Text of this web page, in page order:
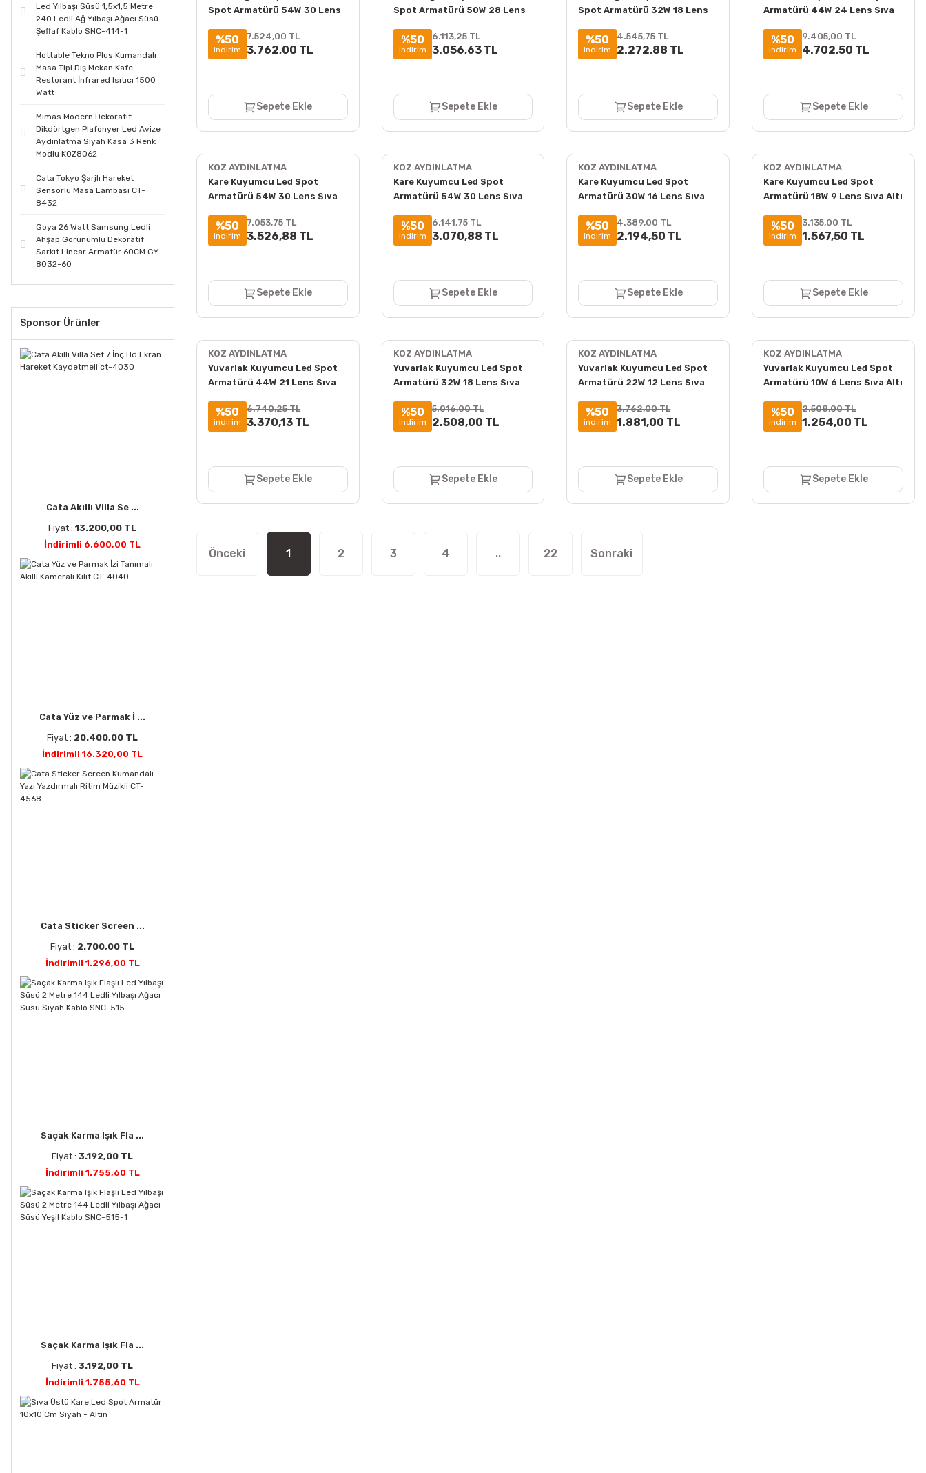
Led Yılbaşı Süsü 1,5x1,5 Metre
240 Ledli Ağ Yılbaşı Ağacı Süsü
Şeffaf Kablo SNC-414-1
Hottable Tekno Plus Kumandalı
Masa Tipi Dış Mekan Kafe
Restorant İnfrared Isıtıcı 1500
Watt
Mimas Modern Dekoratif
Dikdörtgen Plafonyer Led Avize
Aydınlatma Siyah Kasa 3 Renk
Modlu KOZ8062
Cata Tokyo Şarjlı Hareket
Sensörlü Masa Lambası CT-
8432
Goya 26 Watt Samsung Ledli
Ahşap Görünümlü Dekoratif
Sarkıt Linear Armatür 60CM GY
8032-60
Sponsor Ürünler
Cata Akıllı Villa Se ...
Fiyat :13.200,00 TL
İndirimli 6.600,00 TL
Cata Yüz ve Parmak İ ...
Fiyat : 20.400,00 TL
İndirimli 16.320,00 TL
Cata Sticker Screen ...
Fiyat : 2.700,00 TL
İndirimli 1.296,00 TL
Saçak Karma Işık Fla ...
Fiyat :3.192,00 TL
İndirimli 1.755,60 TL
Saçak Karma Işık Fla ...
Fiyat :3.192,00 TL
İndirimli 1.755,60 TL
Spot Armatürü 54W 30 Lens
%50
indirim
7.524,00 TL
3.762,00 TL
Sepete Ekle
Spot Armatürü 50W 28 Lens
%50
indirim
6.113,25 TL
3.056,63 TL
Sepete Ekle
Spot Armatürü 32W 18 Lens
%50
indirim
4.545,75 TL
2.272,88 TL
Sepete Ekle
Armatürü 44W 24 Lens Sıva
%50
indirim
9.405,00 TL
4.702,50 TL
Sepete Ekle
KOZ AYDINLATMA
Kare Kuyumcu Led Spot
Armatürü 54W 30 Lens Sıva
%50
indirim
7.053,75 TL
3.526,88 TL
Sepete Ekle
KOZ AYDINLATMA
Kare Kuyumcu Led Spot
Armatürü 54W 30 Lens Sıva
%50
indirim
6.141,75 TL
3.070,88 TL
Sepete Ekle
KOZ AYDINLATMA
Kare Kuyumcu Led Spot
Armatürü 30W 16 Lens Sıva
%50
indirim
4.389,00 TL
2.194,50 TL
Sepete Ekle
KOZ AYDINLATMA
Kare Kuyumcu Led Spot
Armatürü 18W 9 Lens Sıva Altı
%50
indirim
3.135,00 TL
1.567,50 TL
Sepete Ekle
KOZ AYDINLATMA
Yuvarlak Kuyumcu Led Spot
Armatürü 44W 21 Lens Sıva
%50
indirim
6.740,25 TL
3.370,13 TL
Sepete Ekle
KOZ AYDINLATMA
Yuvarlak Kuyumcu Led Spot
Armatürü 32W 18 Lens Sıva
%50
indirim
5.016,00 TL
2.508,00 TL
Sepete Ekle
KOZ AYDINLATMA
Yuvarlak Kuyumcu Led Spot
Armatürü 22W 12 Lens Sıva
%50
indirim
3.762,00 TL
1.881,00 TL
Sepete Ekle
KOZ AYDINLATMA
Yuvarlak Kuyumcu Led Spot
Armatürü 10W 6 Lens Sıva Altı
%50
indirim
2.508,00 TL
1.254,00 TL
Sepete Ekle
1 2 3 4 .. 22